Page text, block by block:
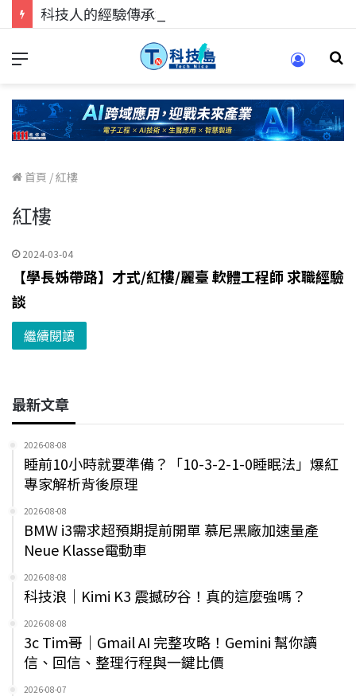
首頁 /紅樓
紅樓
2024-03-04
【學長姊帶路】才式/紅樓/麗臺 軟體工程師 求職經驗
談
繼續閱讀
最新文章
2026-08-08
睡前10小時就要準備？「10-3-2-1-0睡眠法」爆紅
專家解析背後原理
2026-08-08
BMW i3需求超預期提前開單 慕尼黑廠加速量產
Neue Klasse電動車
2026-08-08
科技浪｜Kimi K3 震撼矽谷！真的這麼強嗎？
2026-08-08
3c Tim哥｜Gmail AI 完整攻略！Gemini 幫你讀
信、回信、整理行程與一鍵比價
2026-08-07